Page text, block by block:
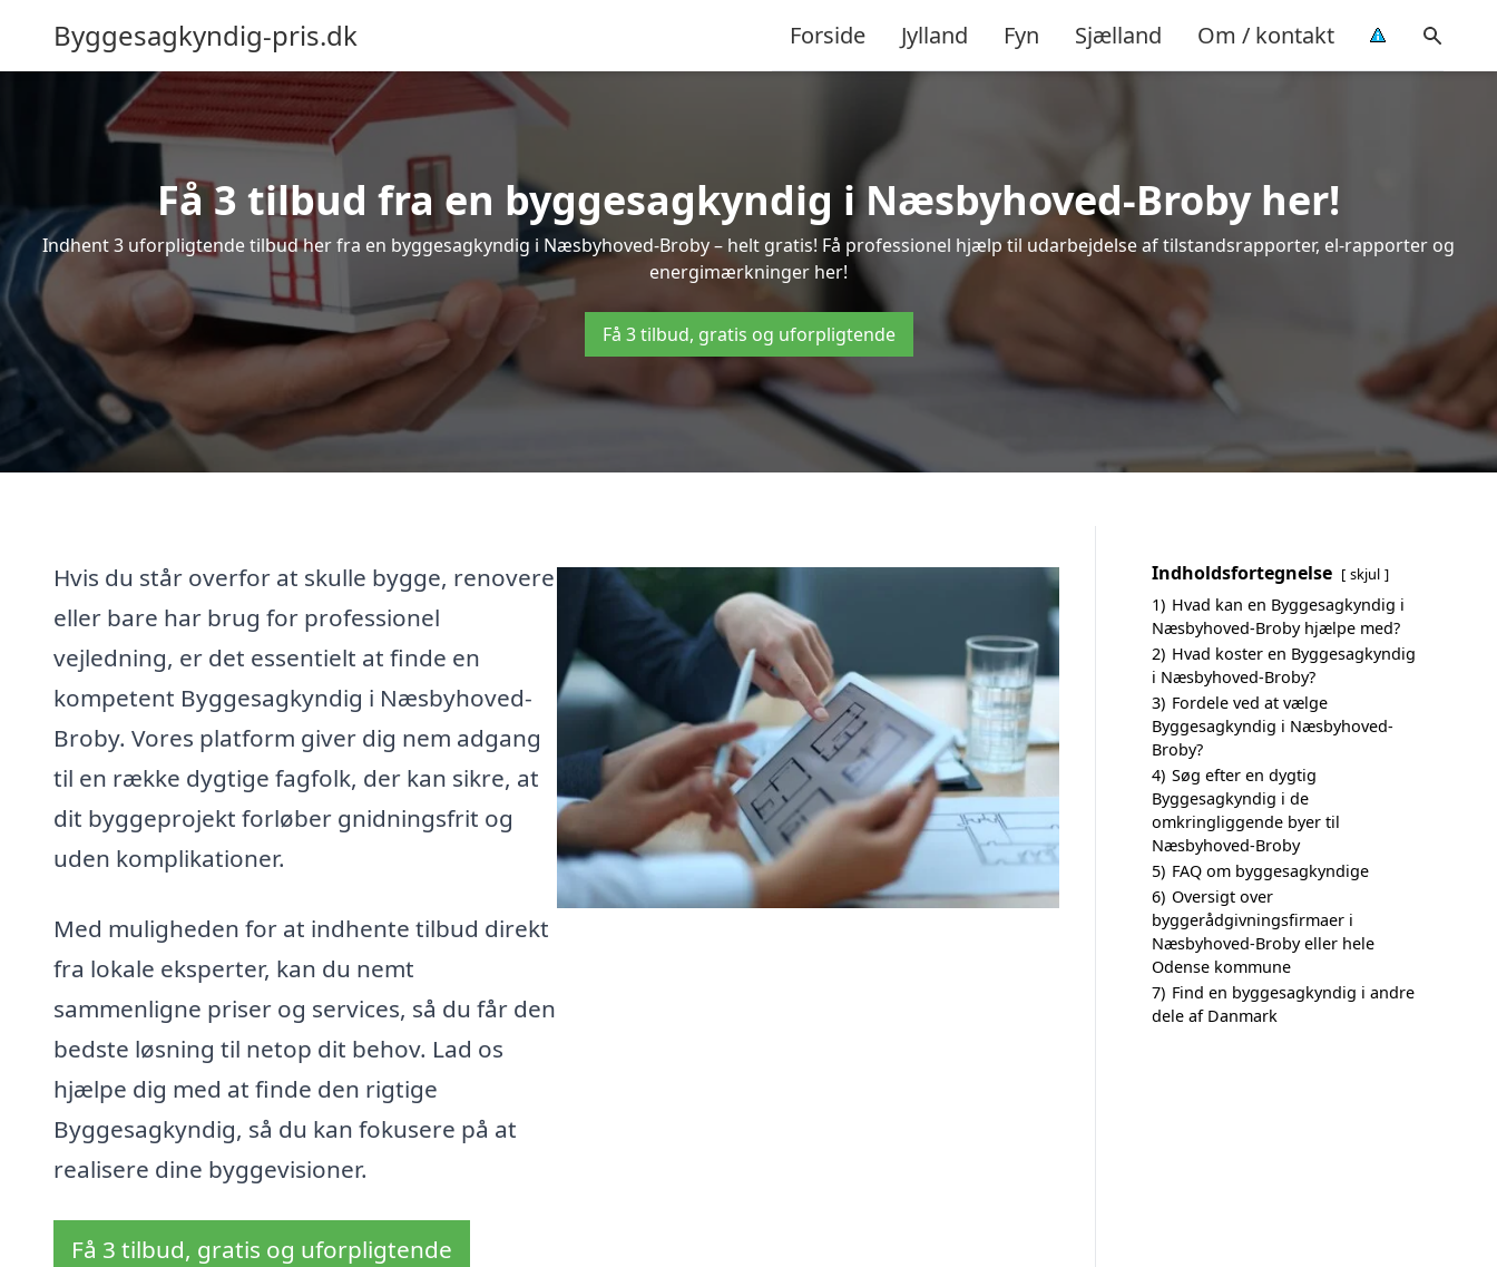
Byggesagkyndig-pris.dk Forside Jylland Fyn Sjælland Om / kontakt
Få 3 tilbud fra en byggesagkyndig i Næsbyhoved-Broby her!
Indhent 3 uforpligtende tilbud her fra en byggesagkyndig i Næsbyhoved-Broby – helt gratis! Få professionel hjælp til udarbejdelse af tilstandsrapporter, el-rapporter og
energimærkninger her!
Få 3 tilbud, gratis og uforpligtende
Hvis du står overfor at skulle bygge, renovere
eller bare har brug for professionel
vejledning, er det essentielt at finde en
kompetent Byggesagkyndig i Næsbyhoved-
Broby. Vores platform giver dig nem adgang
til en række dygtige fagfolk, der kan sikre, at
dit byggeprojekt forløber gnidningsfrit og
uden komplikationer.
Med muligheden for at indhente tilbud direkt
fra lokale eksperter, kan du nemt
sammenligne priser og services, så du får den
bedste løsning til netop dit behov. Lad os
hjælpe dig med at finde den rigtige
Byggesagkyndig, så du kan fokusere på at
realisere dine byggevisioner.
Få 3 tilbud, gratis og uforpligtende
Indholdsfortegnelse skjul
1) Hvad kan en Byggesagkyndig i
Næsbyhoved-Broby hjælpe med?
2) Hvad koster en Byggesagkyndig
i Næsbyhoved-Broby?
3) Fordele ved at vælge
Byggesagkyndig i Næsbyhoved-
Broby?
4) Søg efter en dygtig
Byggesagkyndig i de
omkringliggende byer til
Næsbyhoved-Broby
5) FAQ om byggesagkyndige
6) Oversigt over
byggerådgivningsfirmaer i
Næsbyhoved-Broby eller hele
Odense kommune
7) Find en byggesagkyndig i andre
dele af Danmark